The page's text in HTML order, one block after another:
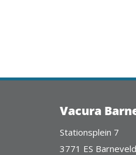
Vacura
Stationsplein 7
3771 ES Barneveld